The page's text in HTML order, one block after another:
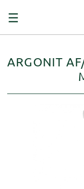
navigazione
☰
ARGONIT